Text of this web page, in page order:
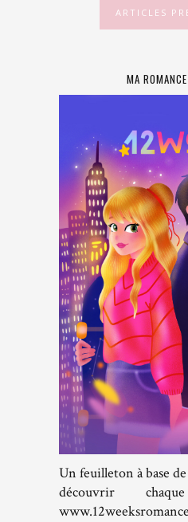
ARTICLES
MA
Un feuilleton à base
découvrir